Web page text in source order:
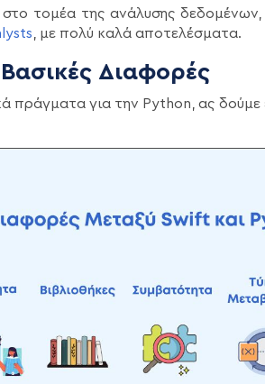
τομέα της ανάλυσης δεδομένων,
, με πολύ καλά αποτελέσματα.
Διαφορές
πράγματα για την Python, ας δούμε